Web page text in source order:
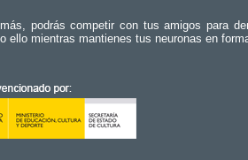
podrás competir con tus amigos para
ello mientras mantienes tus neuronas en